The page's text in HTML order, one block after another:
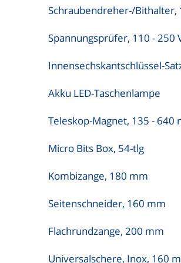
Schraubendreher-/Bithalter,
Spannungsprüfer, 110 - 250
Innensechskantschlüssel-
Akku LED-Taschenlampe
Teleskop-Magnet, 135 - 640
Micro Bits Box, 54-tlg
Kombizange, 180 mm
Seitenschneider, 160 mm
Flachrundzange, 200 mm
Universalschere, Inox, 160